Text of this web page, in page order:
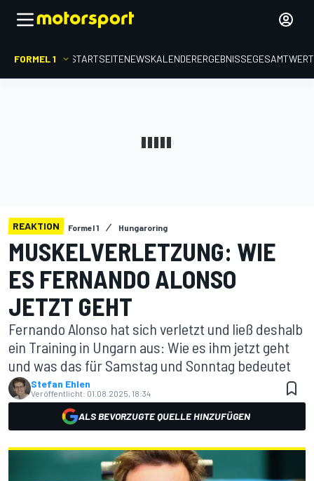
FORMEL 1 STARTSEITENEWSKALENDERERGEBNISSE
REAKTION Formel 1 Hungaroring
MUSKELVERLETZUNG: WIE
ES FERNANDO ALONSO
JETZT GEHT
Fernando Alonso hat sich verletzt und ließ deshalb
ein Training in Ungarn aus: Wie es ihm jetzt geht
und was das für Samstag und Sonntag bedeutet
Stefan Ehlen
Veröffentlicht: 01.08.2025, 18:34
ALS BEVORZUGTE QUELLE HINZUFÜGEN